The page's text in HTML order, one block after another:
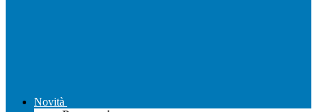
Novità